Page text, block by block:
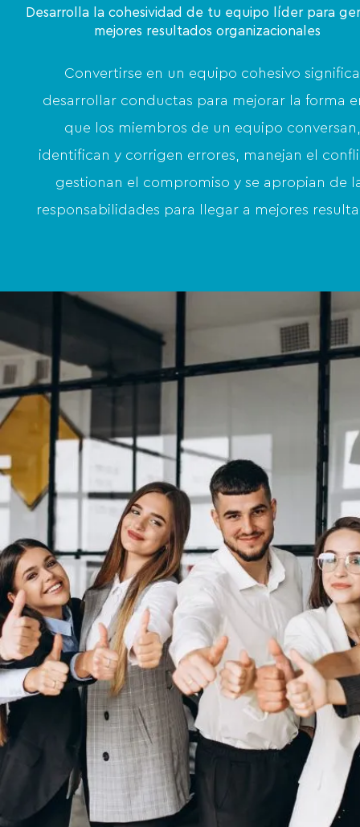
Desarrolla la cohesividad de tu equipo líder para
mejores resultados organizacionales
Convertirse en un equipo cohesivo significa
desarrollar conductas para mejorar la forma
que los miembros de un equipo conversan,
identifican y corrigen errores, manejan el
gestionan el compromiso y se apropian de
responsabilidades para llegar a mejores